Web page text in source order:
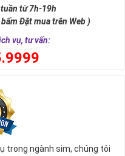
cụ thiết yếu và là một
hàng ngày của mỗi
đẹp sẽ đem cho bạn sự
trong công việc
điện giao dịch làm ăn,
bạn họ sẽ biết bạn là
tưởng cao đồng nghĩa
bạn.
sẽ có được nhiều lợi thế
từ 7h-19h
Đặt mua trên Web )
vụ, tư vấn:
trong ngành sim, chúng tôi